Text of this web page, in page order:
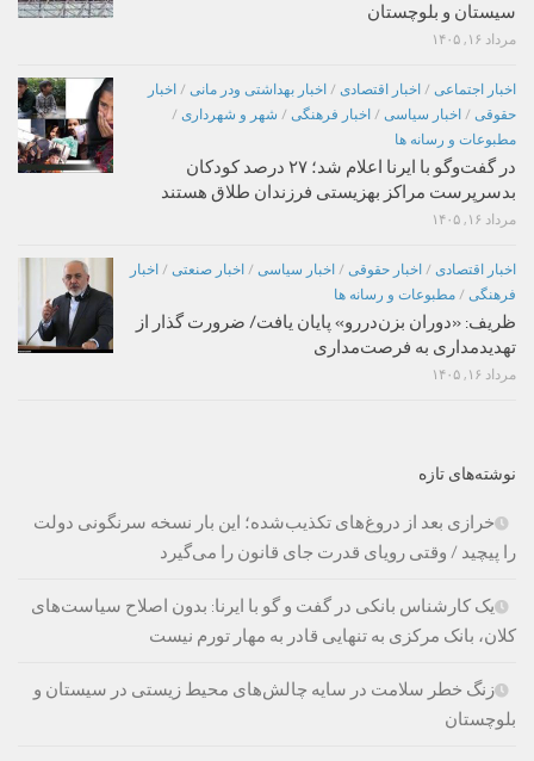
سیستان و بلوچستان
مرداد ۱۶, ۱۴۰۵
اخبار اجتماعی / اخبار اقتصادی / اخبار بهداشتی ودر مانی / اخبار
حقوقی / اخبار سیاسی / اخبار فرهنگی / شهر و شهرداری /
مطبوعات و رسانه ها
در گفت‌وگو با ایرنا اعلام شد؛ ۲۷ درصد کودکان
بدسرپرست مراکز بهزیستی فرزندان طلاق هستند
مرداد ۱۶, ۱۴۰۵
اخبار اقتصادی / اخبار حقوقی / اخبار سیاسی / اخبار صنعتی / اخبار
فرهنگی / مطبوعات و رسانه ها
ظریف: «دوران بزن‌دررو» پایان یافت/ ضرورت گذار از
تهدیدمداری به فرصت‌مداری
مرداد ۱۶, ۱۴۰۵
نوشته‌های تازه
خرازی بعد از دروغ‌های تکذیب‌شده؛ این بار نسخه سرنگونی دولت
را پیچید / وقتی رویای قدرت جای قانون را می‌گیرد
یک کارشناس بانکی در گفت و گو با ایرنا: بدون اصلاح سیاست‌های
کلان، بانک مرکزی به تنهایی قادر به مهار تورم نیست
زنگ خطر سلامت در سایه چالش‌های محیط زیستی در سیستان و
بلوچستان